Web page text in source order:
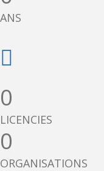
ANS
0
LICENCIES
0
ORGANISATIONS